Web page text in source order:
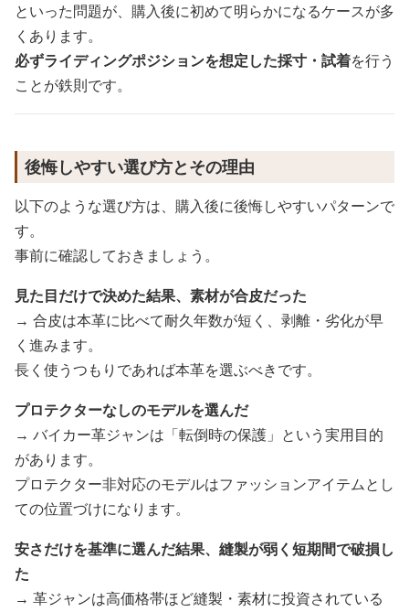
といった問題が、購入後に初めて明らかになるケースが多
くあります。
必ずライディングポジションを想定した採寸・試着を行う
ことが鉄則です。
後悔しやすい選び方とその理由
以下のような選び方は、購入後に後悔しやすいパターンで
す。
事前に確認しておきましょう。
見た目だけで決めた結果、素材が合皮だった
→ 合皮は本革に比べて耐久年数が短く、剥離・劣化が早
く進みます。
長く使うつもりであれば本革を選ぶべきです。
プロテクターなしのモデルを選んだ
→ バイカー革ジャンは「転倒時の保護」という実用目的
があります。
プロテクター非対応のモデルはファッションアイテムとし
ての位置づけになります。
安さだけを基準に選んだ結果、縫製が弱く短期間で破損し
た
→ 革ジャンは高価格帯ほど縫製・素材に投資されている